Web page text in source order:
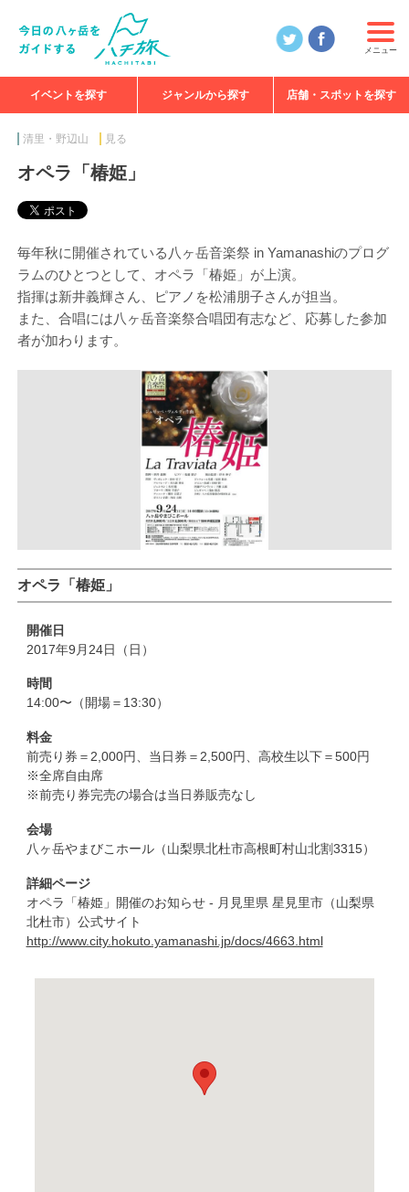
メニュー
イベントを探す ジャンルから探す 店舗・スポットを探す
清里・野辺山 見る
オペラ「椿姫」
毎年秋に開催されている八ヶ岳音楽祭 in Yamanashiのプログ
ラムのひとつとして、オペラ「椿姫」が上演。
指揮は新井義輝さん、ピアノを松浦朋子さんが担当。
また、合唱には八ヶ岳音楽祭合唱団有志など、応募した参加
者が加わります。
オペラ「椿姫」
開催日
2017年9月24日（日）
時間
14:00〜（開場＝13:30）
料金
前売り券＝2,000円、当日券＝2,500円、高校生以下＝500円
※全席自由席
※前売り券完売の場合は当日券販売なし
会場
八ヶ岳やまびこホール（山梨県北杜市高根町村山北割3315）
詳細ページ
オペラ「椿姫」開催のお知らせ - 月見里県 星見里市（山梨県
北杜市）公式サイト
http://www.city.hokuto.yamanashi.jp/docs/4663.html